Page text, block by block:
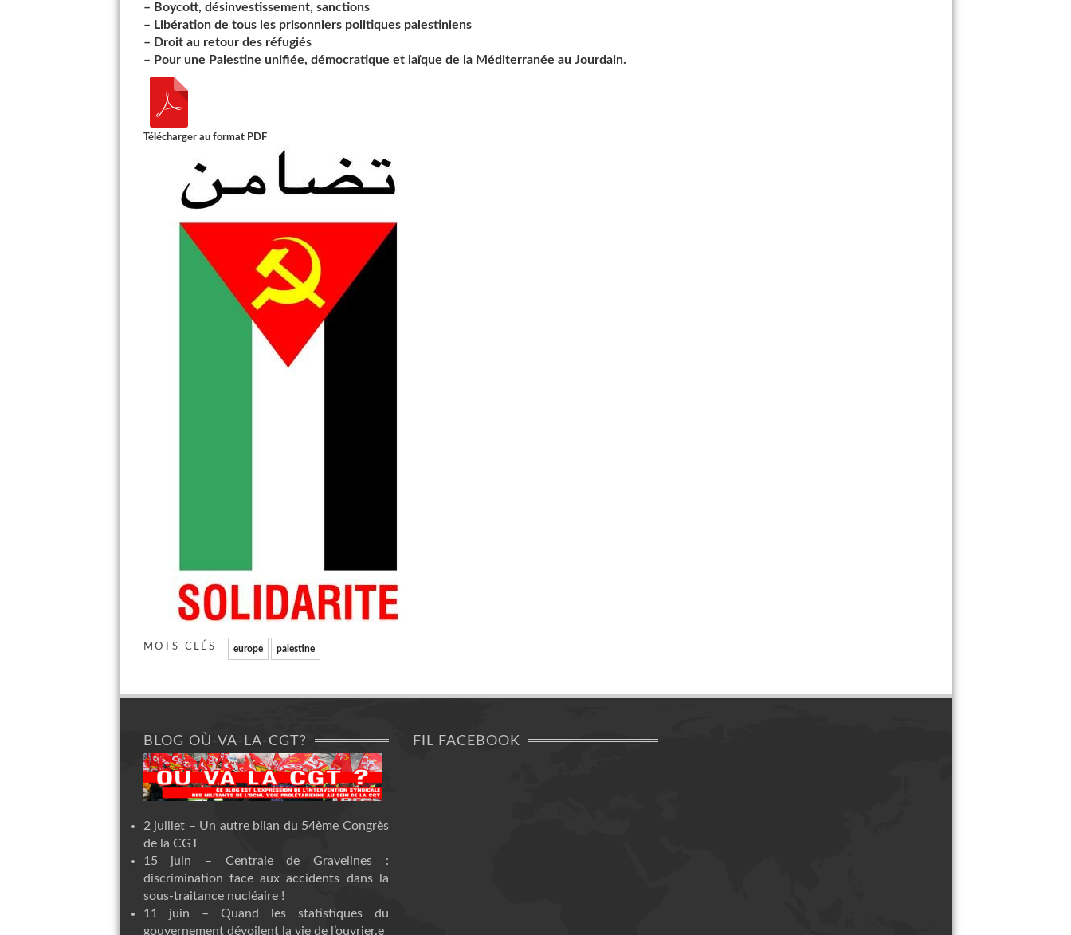
– Boycott, désinvestissement, sanctions
– Libération de tous les prisonniers politiques palestiniens
– Droit au retour des réfugiés
– Pour une Palestine unifiée, démocratique et laïque de la Méditerranée au Jourdain.
Télécharger au format PDF
MOTS-CLÉS europe palestine
BLOG OÙ-VA-LA-CGT?
2 juillet – Un autre bilan du 54ème Congrès
de la CGT
15 juin – Centrale de Gravelines :
discrimination face aux accidents dans la
sous-traitance nucléaire !
11 juin – Quand les statistiques du
gouvernement dévoilent la vie de l’ouvrier.e
FIL FACEBOOK